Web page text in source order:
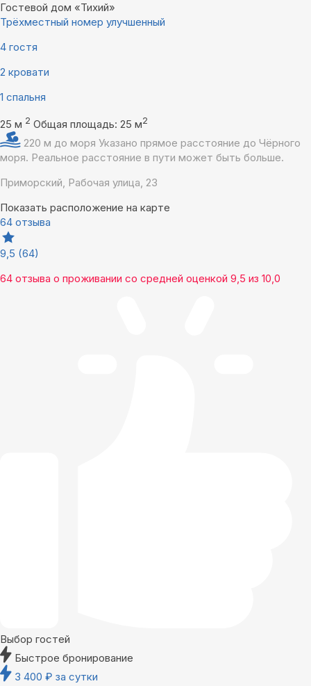
Гостевой дом «Тихий»
Трёхместный номер улучшенный
4 гостя
2 кровати
1 спальня
25 м 2 Общая площадь: 25 м2
220 м до моря Указано прямое расстояние до Чёрного
моря. Реальное расстояние в пути может быть больше.
Приморский, Рабочая улица, 23
Показать расположение на карте
64 отзыва
9,5 (64)
64 отзыва о проживании со средней оценкой 9,5 из 10,0
Выбор гостей
Быстрое бронирование
3 400 ₽ за сутки